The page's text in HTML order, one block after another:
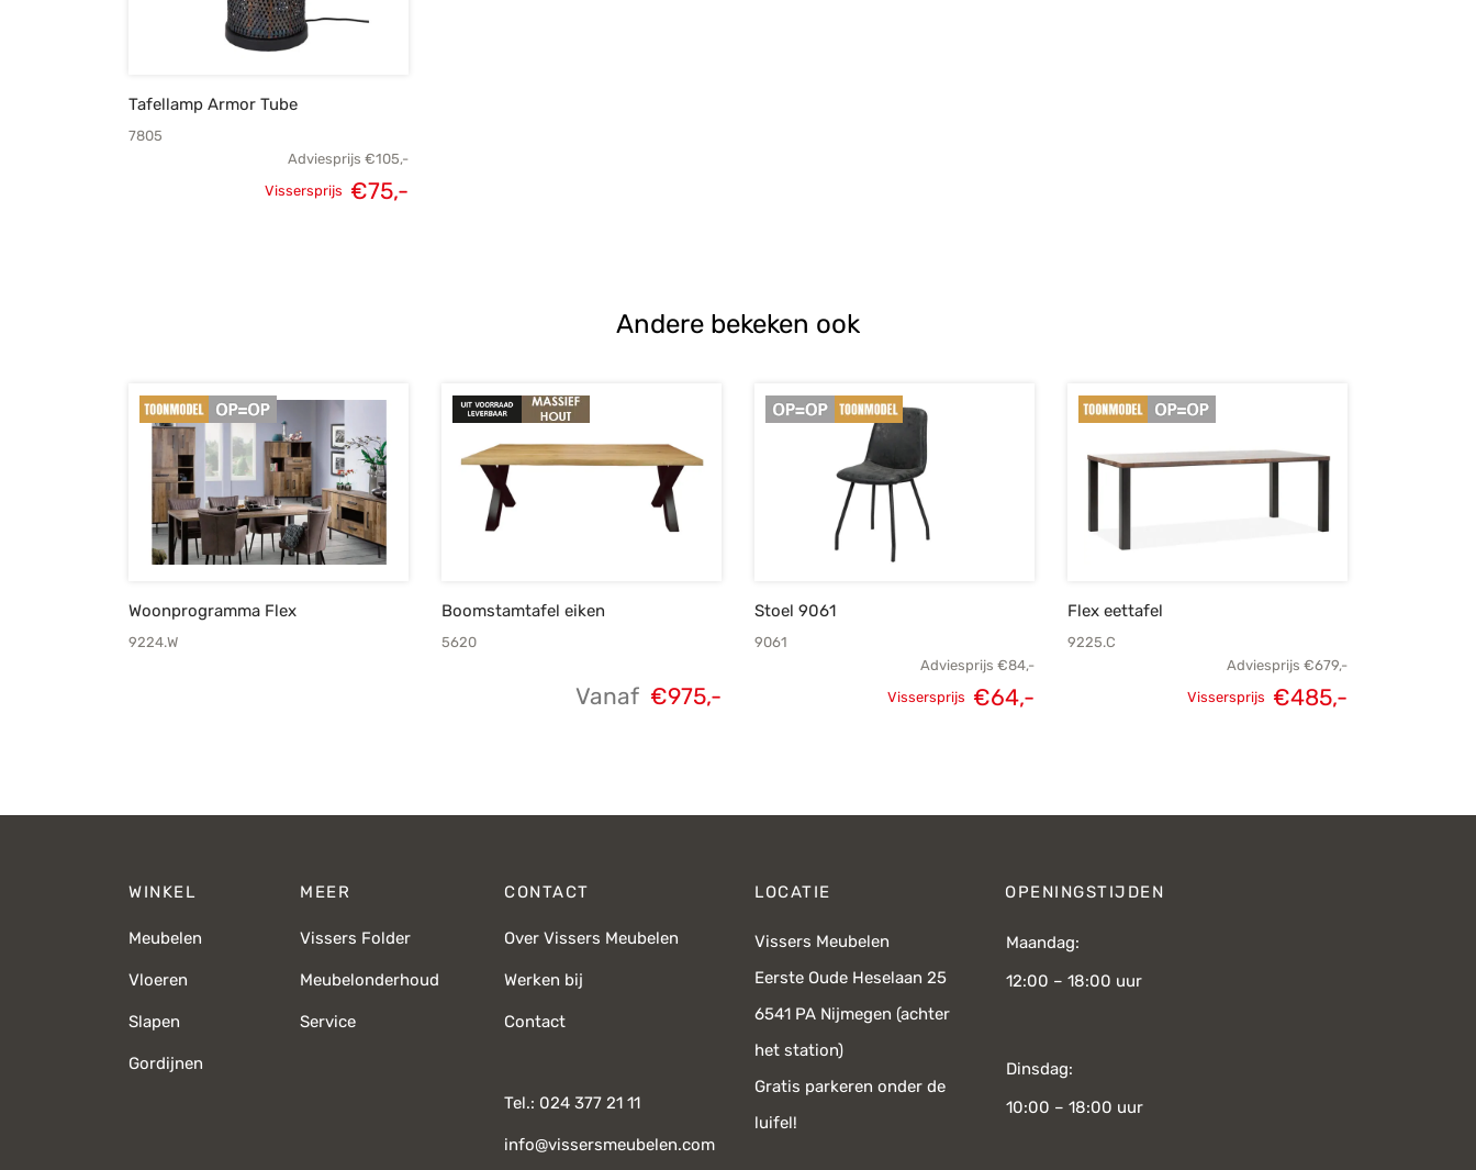
Tafellamp Armor Tube
7805
Adviesprijs €105,-
Vissersprijs €75,-
Andere bekeken ook
Woonprogramma Flex
9224.W
Boomstamtafel eiken
5620
Vanaf €975,-
Stoel 9061
9061
Adviesprijs €84,-
Vissersprijs €64,-
Flex eettafel
9225.C
Adviesprijs €679,-
Vissersprijs €485,-
WINKEL
Meubelen
Vloeren
Slapen
Gordijnen
MEER
Vissers Folder
Meubelonderhoud
Service
CONTACT
Over Vissers Meubelen
Werken bij
Contact
Tel.: 024 377 21 11
info@vissersmeubelen.com
LOCATIE
Vissers Meubelen
Eerste Oude Heselaan 25
6541 PA Nijmegen (achter
het station)
Gratis parkeren onder de
luifel!
OPENINGSTIJDEN
Maandag:
12:00 – 18:00 uur
Dinsdag:
10:00 – 18:00 uur